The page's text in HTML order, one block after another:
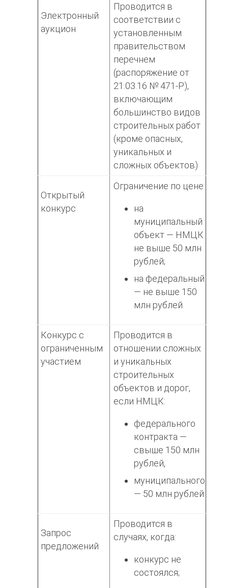
Электронный
аукцион
Проводится в
соответствии с
установленным
правительством
перечнем
(распоряжение от
21.03.16 № 471-Р),
включающим
большинство видов
строительных работ
(кроме опасных,
уникальных и
сложных объектов)
Открытый
конкурс
Ограничение по цене:
на
муниципальный
объект — НМЦК
не выше 50 млн
рублей;
на федеральный
— не выше 150
млн рублей
Конкурс с
ограниченным
участием
Проводится в
отношении сложных
и уникальных
строительных
объектов и дорог,
если НМЦК:
федерального
контракта —
свыше 150 млн
рублей,
муниципального
— 50 млн рублей
Запрос
предложений
Проводится в
случаях, когда:
конкурс не
состоялся;